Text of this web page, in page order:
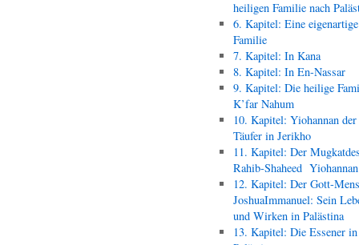
heiligen Familie nach
6. Kapitel: Eine eigenartige
Familie
7. Kapitel: In Kana
8. Kapitel: In En-Nassar
9. Kapitel: Die heilige
K’far Nahum
10. Kapitel: Yiohannan der
Täufer in Jerikho
11. Kapitel: Der
Rahib-Shaheed
12. Kapitel: Der Gott-
JoshuaImmanuel: Sein
und Wirken in Palästina
13. Kapitel: Die Essener in